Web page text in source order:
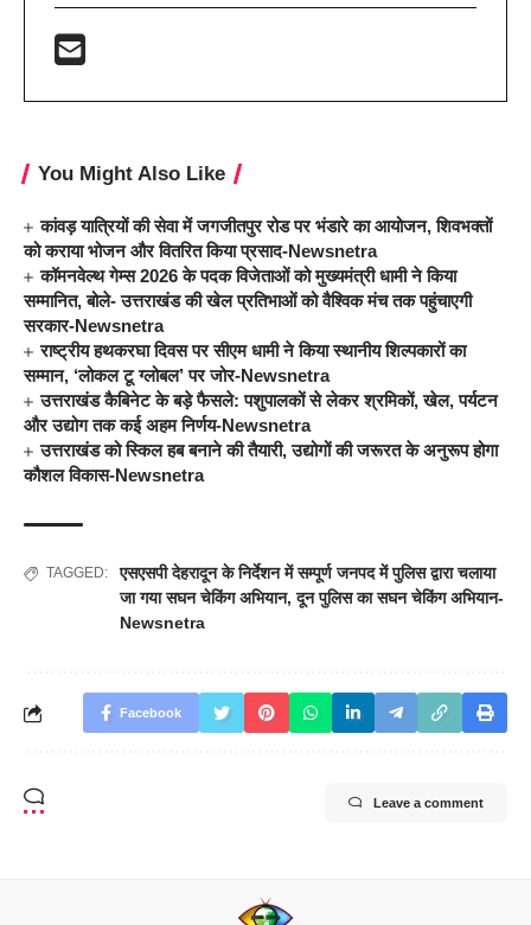
You Might Also Like
कांवड़ यात्रियों की सेवा में जगजीतपुर रोड पर भंडारे का आयोजन, शिवभक्तों
को कराया भोजन और वितरित किया प्रसाद-Newsnetra
कॉमनवेल्थ गेम्स 2026 के पदक विजेताओं को मुख्यमंत्री धामी ने किया
सम्मानित, बोले- उत्तराखंड की खेल प्रतिभाओं को वैश्विक मंच तक पहुंचाएगी
सरकार-Newsnetra
राष्ट्रीय हथकरघा दिवस पर सीएम धामी ने किया स्थानीय शिल्पकारों का
सम्मान, ‘लोकल टू ग्लोबल’ पर जोर-Newsnetra
उत्तराखंड कैबिनेट के बड़े फैसले: पशुपालकों से लेकर श्रमिकों, खेल, पर्यटन
और उद्योग तक कई अहम निर्णय-Newsnetra
उत्तराखंड को स्किल हब बनाने की तैयारी, उद्योगों की जरूरत के अनुरूप होगा
कौशल विकास-Newsnetra
TAGGED:
एसएसपी देहरादून के निर्देशन में सम्पूर्ण जनपद में पुलिस द्वारा चलाया
जा गया सघन चेकिंग अभियान,दून पुलिस का सघन चेकिंग अभियान-
Newsnetra
Facebook
Leave a comment